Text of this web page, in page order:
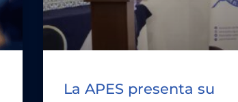
La APES presenta su